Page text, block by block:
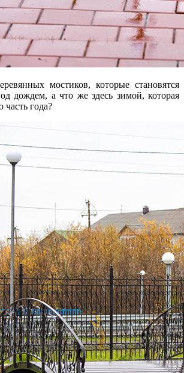
мостиков, которые становятся
дождем, а что же здесь зимой, которая
часть года?